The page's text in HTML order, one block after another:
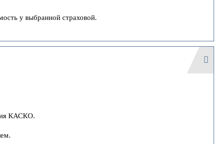
у выбранной страховой.
КАСКО.